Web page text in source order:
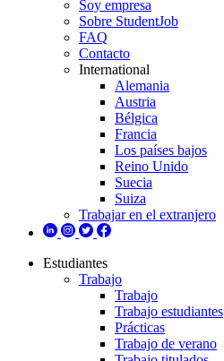
Soy empresa
Sobre StudentJob
FAQ
Contacto
International
Alemania
Austria
Bélgica
Francia
Los países bajos
Reino Unido
Suecia
Suiza
Trabajar en el extranjero
Estudiantes
Trabajo
Trabajo
Trabajo estudiantes
Prácticas
Trabajo de verano